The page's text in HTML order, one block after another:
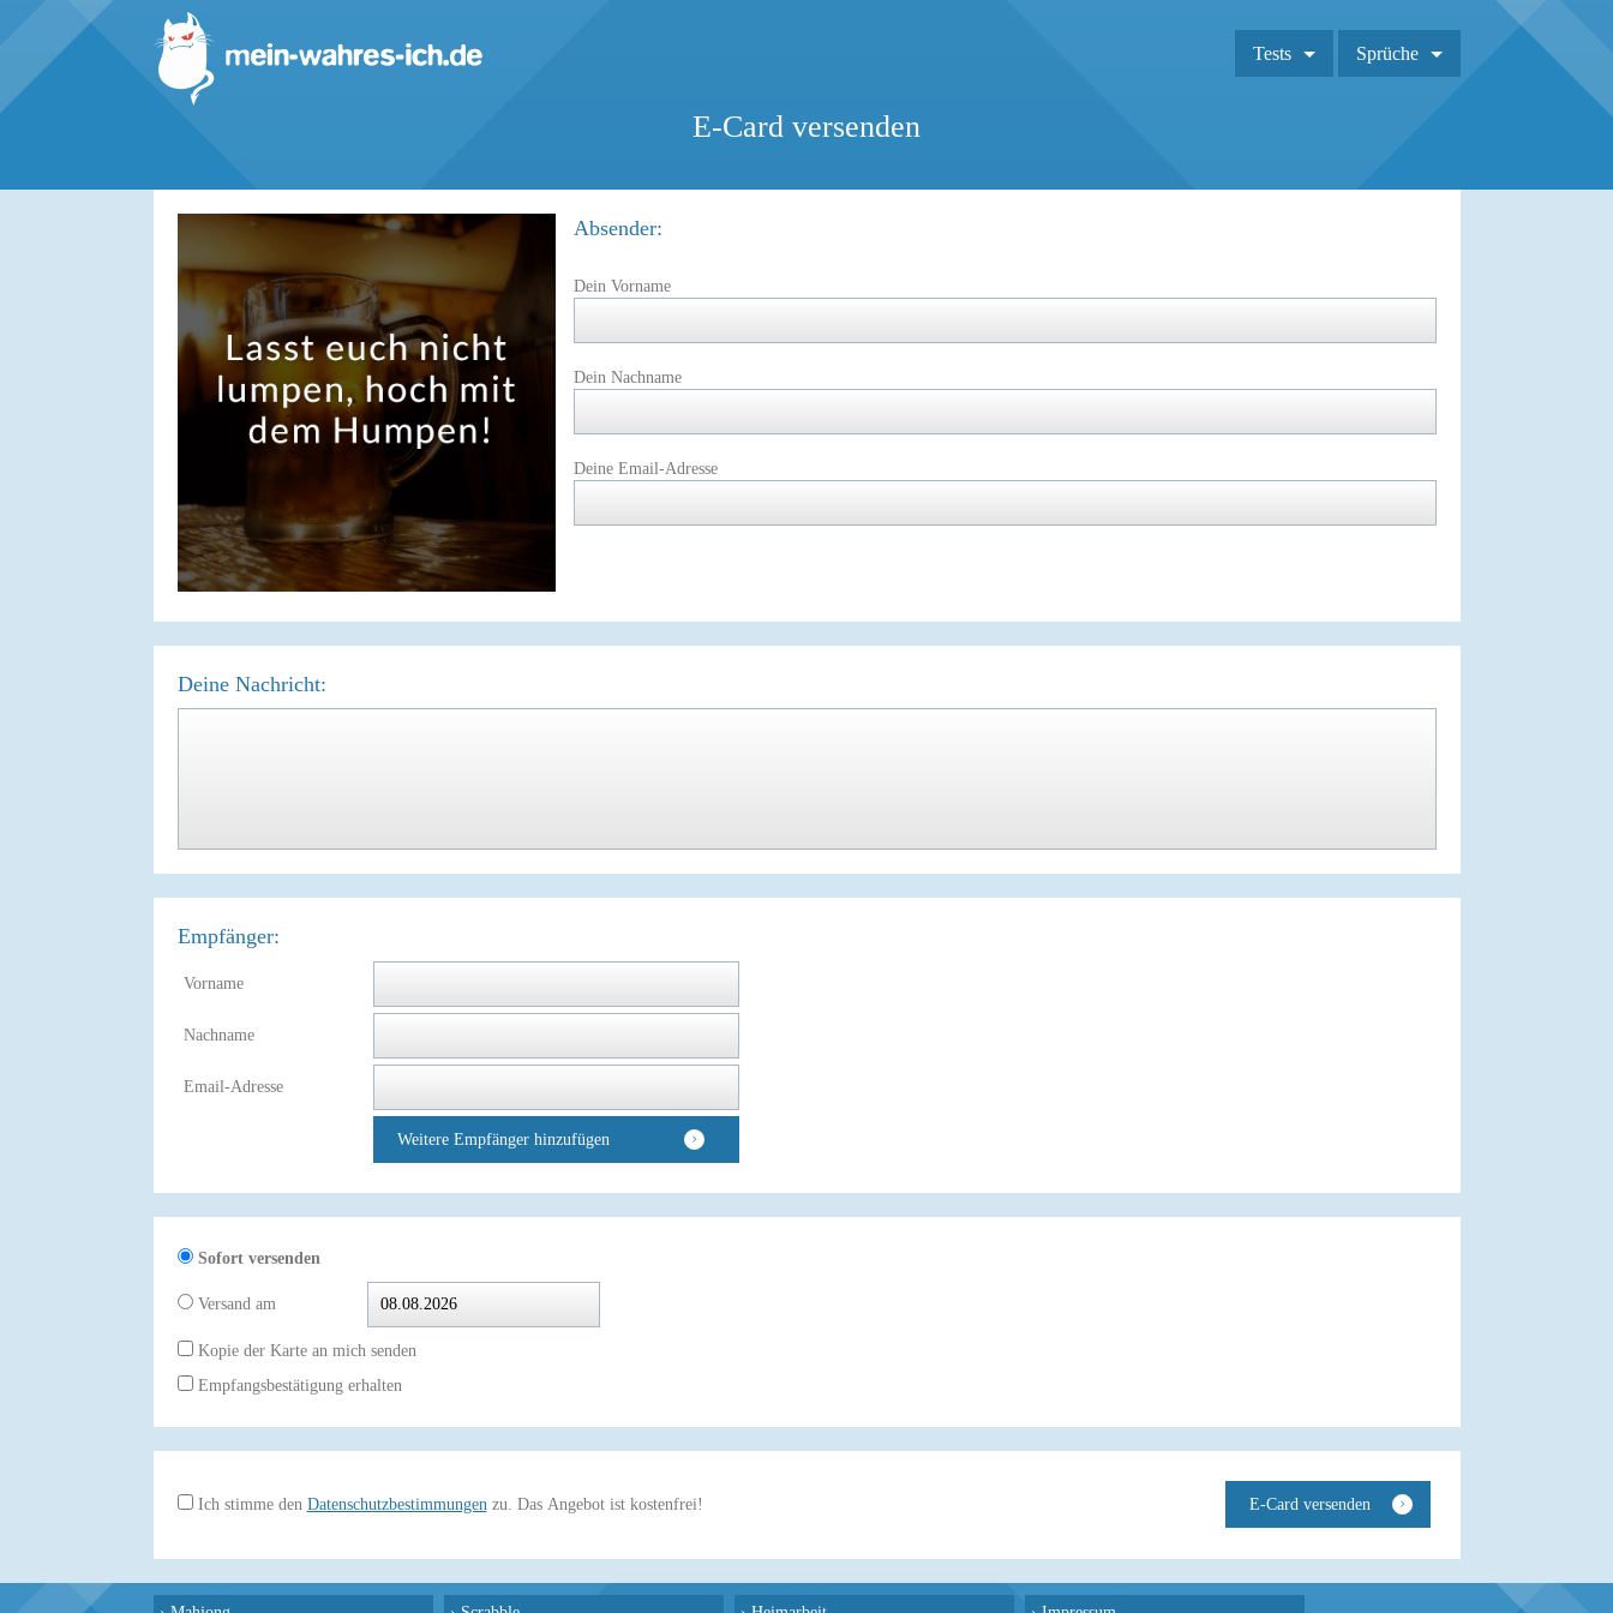
Tests Sprüche
E-Card versenden
Absender:
Dein Vorname
Dein Nachname
Deine Email-Adresse
Deine Nachricht:
Empfänger:
Vorname
Nachname
Email-Adresse
Weitere Empfänger hinzufügen
Sofort versenden
Versand am
Kopie der Karte an mich senden
Empfangsbestätigung erhalten
Ich stimme den Datenschutzbestimmungen zu. Das Angebot ist kostenfrei!